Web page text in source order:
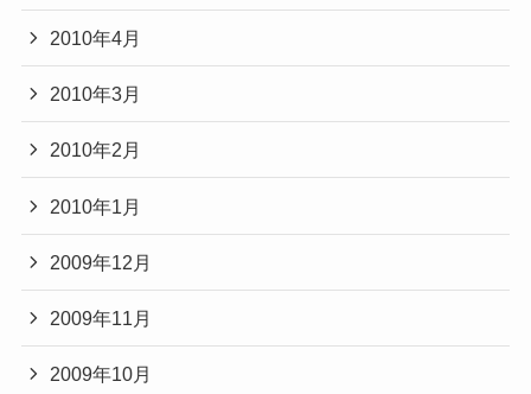
2010年4月
2010年3月
2010年2月
2010年1月
2009年12月
2009年11月
2009年10月